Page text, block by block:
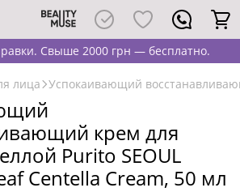
Свыше 2000 грн — бесплатно.
лица Успокаивающий
крем для
Purito SEOUL
Centella Cream, 50 мл